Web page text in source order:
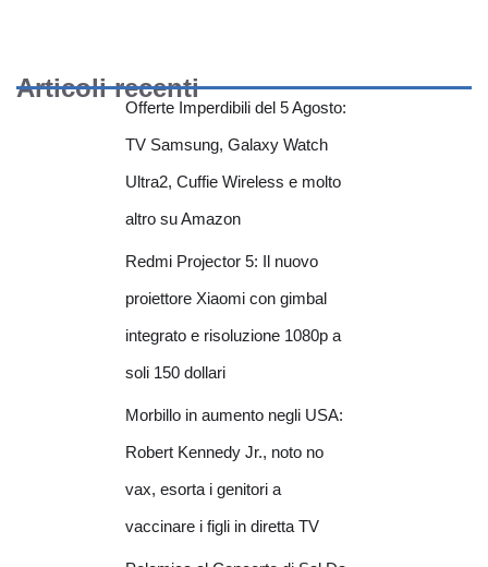
Articoli recenti
Offerte Imperdibili del 5 Agosto:
TV Samsung, Galaxy Watch
Ultra2, Cuffie Wireless e molto
altro su Amazon
Redmi Projector 5: Il nuovo
proiettore Xiaomi con gimbal
integrato e risoluzione 1080p a
soli 150 dollari
Morbillo in aumento negli USA:
Robert Kennedy Jr., noto no
vax, esorta i genitori a
vaccinare i figli in diretta TV